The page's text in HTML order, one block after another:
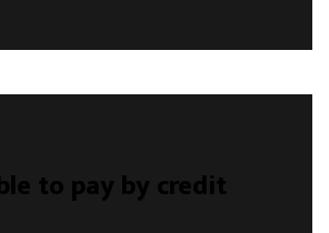
to pay by credit